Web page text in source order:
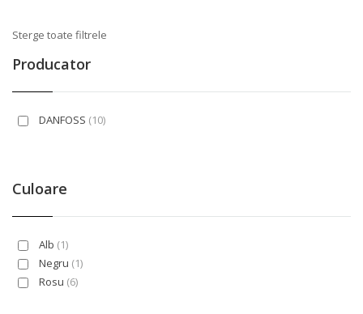
Sterge toate filtrele
Producator
DANFOSS (10)
Culoare
Alb (1)
Negru (1)
Rosu (6)